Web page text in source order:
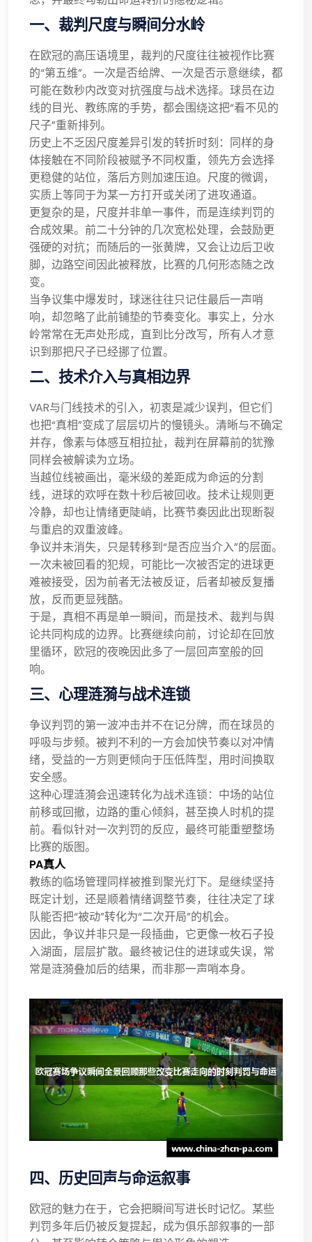
一、裁判尺度与瞬间分水岭
在欧冠的高压语境里，裁判的尺度往往被视作比赛
的“第五维”。一次是否给牌、一次是否示意继续，都
可能在数秒内改变对抗强度与战术选择。球员在边
线的目光、教练席的手势，都会围绕这把“看不见的
尺子”重新排列。
历史上不乏因尺度差异引发的转折时刻：同样的身
体接触在不同阶段被赋予不同权重，领先方会选择
更稳健的站位，落后方则加速压迫。尺度的微调，
实质上等同于为某一方打开或关闭了进攻通道。
更复杂的是，尺度并非单一事件，而是连续判罚的
合成效果。前二十分钟的几次宽松处理，会鼓励更
强硬的对抗；而随后的一张黄牌，又会让边后卫收
脚，边路空间因此被释放，比赛的几何形态随之改
变。
当争议集中爆发时，球迷往往只记住最后一声哨
响，却忽略了此前铺垫的节奏变化。事实上，分水
岭常常在无声处形成，直到比分改写，所有人才意
识到那把尺子已经挪了位置。
二、技术介入与真相边界
VAR与门线技术的引入，初衷是减少误判，但它们
也把“真相”变成了层层切片的慢镜头。清晰与不确定
并存，像素与体感互相拉扯，裁判在屏幕前的犹豫
同样会被解读为立场。
当越位线被画出，毫米级的差距成为命运的分割
线，进球的欢呼在数十秒后被回收。技术让规则更
冷静，却也让情绪更陡峭，比赛节奏因此出现断裂
与重启的双重波峰。
争议并未消失，只是转移到“是否应当介入”的层面。
一次未被回看的犯规，可能比一次被否定的进球更
难被接受，因为前者无法被反证，后者却被反复播
放，反而更显残酷。
于是，真相不再是单一瞬间，而是技术、裁判与舆
论共同构成的边界。比赛继续向前，讨论却在回放
里循环，欧冠的夜晚因此多了一层回声室般的回
响。
三、心理涟漪与战术连锁
争议判罚的第一波冲击并不在记分牌，而在球员的
呼吸与步频。被判不利的一方会加快节奏以对冲情
绪，受益的一方则更倾向于压低阵型，用时间换取
安全感。
这种心理涟漪会迅速转化为战术连锁：中场的站位
前移或回撤，边路的重心倾斜，甚至换人时机的提
前。看似针对一次判罚的反应，最终可能重塑整场
比赛的版图。
PA真人
教练的临场管理同样被推到聚光灯下。是继续坚持
既定计划，还是顺着情绪调整节奏，往往决定了球
队能否把“被动”转化为“二次开局”的机会。
因此，争议并非只是一段插曲，它更像一枚石子投
入湖面，层层扩散。最终被记住的进球或失误，常
常是涟漪叠加后的结果，而非那一声哨本身。
四、历史回声与命运叙事
欧冠的魅力在于，它会把瞬间写进长时记忆。某些
判罚多年后仍被反复提起，成为俱乐部叙事的一部